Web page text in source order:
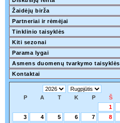
Žaidėjų birža
Partneriai ir rėmėjai
Tinklinio taisyklės
Kiti sezonai
Parama lygai
Asmens duomenų tvarkymo taisyklės
Kontaktai
P A T K P Š
1
3
4 5 6 7 8